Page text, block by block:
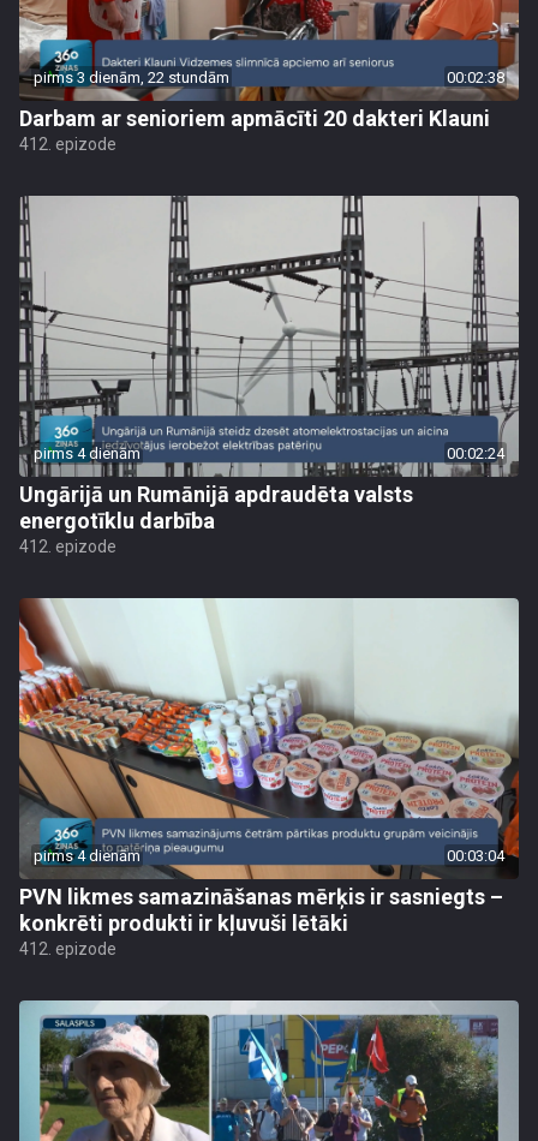
pirms 3 dienām, 22 stundām 00:02:38
Darbam ar senioriem apmācīti 20 dakteri Klauni
412. epizode
pirms 4 dienām 00:02:24
Ungārijā un Rumānijā apdraudēta valsts
energotīklu darbība
412. epizode
pirms 4 dienām 00:03:04
PVN likmes samazināšanas mērķis ir sasniegts –
konkrēti produkti ir kļuvuši lētāki
412. epizode